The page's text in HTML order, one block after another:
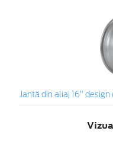
Jantă din aliaj 16" design